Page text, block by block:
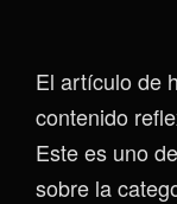
El artículo de
contenido
Este es uno
sobre la